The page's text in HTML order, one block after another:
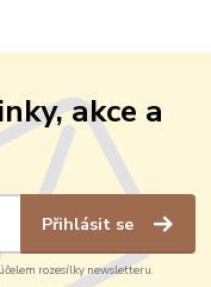
akce a
Přihlásit se
rozesílky newsletteru.